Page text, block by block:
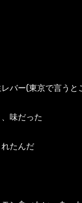
バー(東京で言うと
味だった
たんだ